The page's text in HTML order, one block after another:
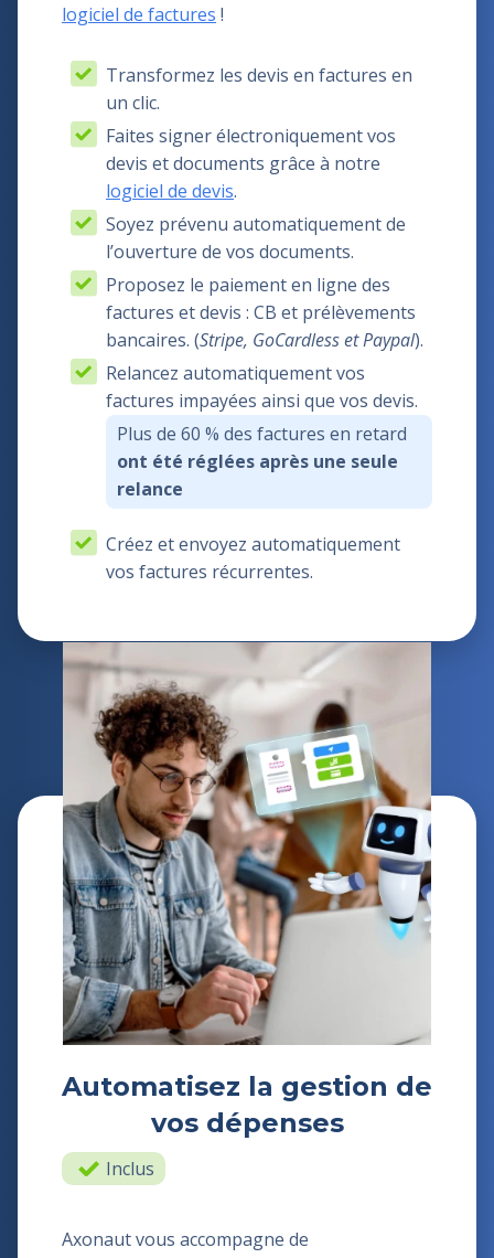
logiciel de factures !
Transformez les devis en factures en
un clic.
Faites signer électroniquement vos
devis et documents grâce à notre
logiciel de devis.
Soyez prévenu automatiquement de
l’ouverture de vos documents.
Proposez le paiement en ligne des
factures et devis : CB et prélèvements
bancaires. (Stripe, GoCardless et Paypal).
Relancez automatiquement vos
factures impayées ainsi que vos devis.
Plus de 60 % des factures en retard
ont été réglées après une seule
relance
Créez et envoyez automatiquement
vos factures récurrentes.
Automatisez la gestion de
vos dépenses
Inclus
Axonaut vous accompagne de